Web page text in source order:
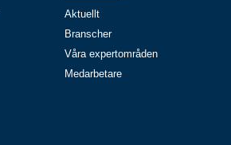
Aktuellt
Branscher
Våra expertområden
Medarbetare